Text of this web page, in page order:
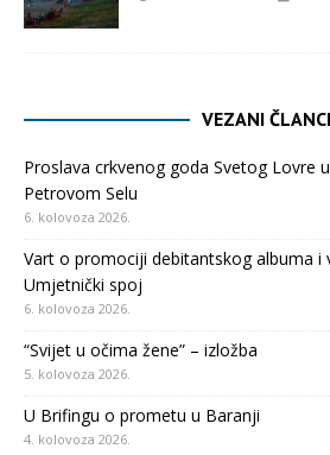
VEZANI ČLANCI
Proslava crkvenog goda Svetog Lovre
Petrovom Selu
6. kolovoza 2026.
Vart o promociji debitantskog albuma i
Umjetnički spoj
6. kolovoza 2026.
“Svijet u očima žene” – izložba
5. kolovoza 2026.
U Brifingu o prometu u Baranji
4. kolovoza 2026.